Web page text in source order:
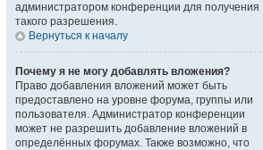
администратором конференции для получения
такого разрешения.
Вернуться к началу
Почему я не могу добавлять вложения?
Право добавления вложений может быть
предоставлено на уровне форума, группы или
пользователя. Администратор конференции
может не разрешить добавление вложений в
определённых форумах. Также возможно, что